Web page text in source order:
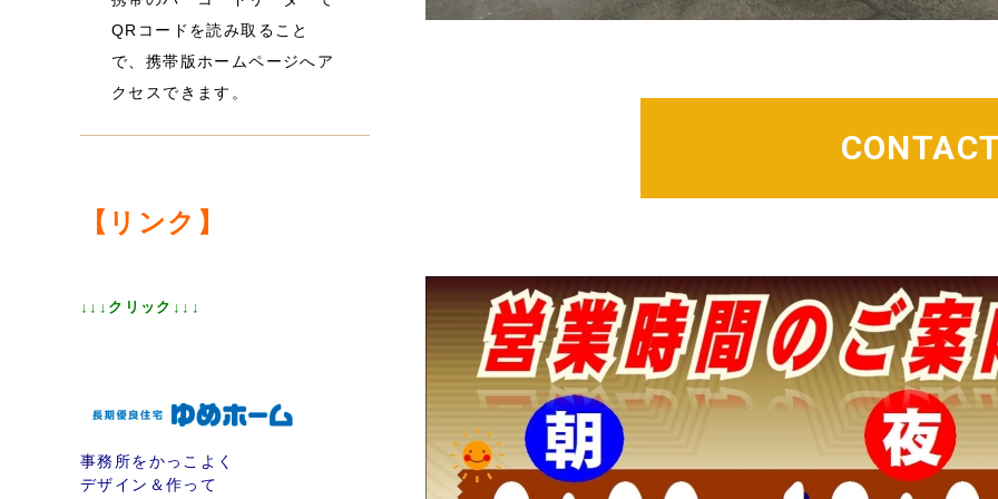
QRコードを読み取ること
で、携帯版ホームページへア
クセスできます。
【リンク】
↓↓↓クリック↓↓↓
事務所をかっこよく
デザイン＆ 作って